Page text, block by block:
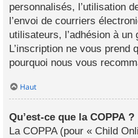
personnalisés, l’utilisation
l’envoi de courriers
utilisateurs, l’adhésion à un
L’inscription ne vous prend
pourquoi nous vous
Haut
Qu’est-ce que la COPPA ?
La COPPA (pour « Child